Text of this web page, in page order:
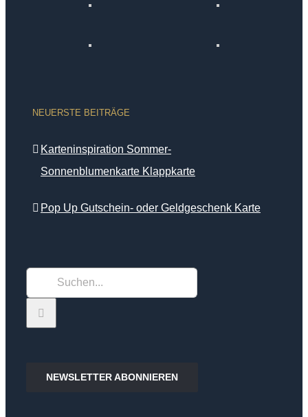
NEUERSTE BEITRÄGE
Karteninspiration Sommer-
Sonnenblumenkarte Klappkarte
Pop Up Gutschein- oder Geldgeschenk Karte
nach:
NEWSLETTER ABONNIEREN